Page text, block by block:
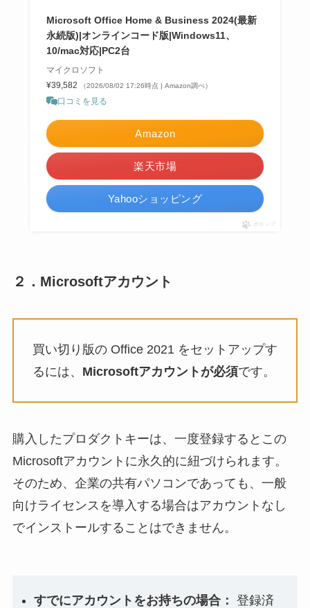
Microsoft Office Home & Business 2024(最新
永続版)|オンラインコード版|Windows11、
10/mac対応|PC2台
マイクロソフト
¥39,582
（2026/08/02 17:26時点 | Amazon調べ）
口コミを見る
Amazon
楽天市場
Yahooショッピング
ポチップ
２．Microsoftアカウント
買い切り版の Office 2021 をセットアップす
るには、 Microsoftアカウントが必須です。
購入したプロダクトキーは、一度登録するとこの
Microsoftアカウントに永久的に紐づけられます。
そのため、企業の共有パソコンであっても、一般
向けライセンスを導入する場合はアカウントなし
でインストールすることはできません。
すでにアカウントをお持ちの場合： 登録済